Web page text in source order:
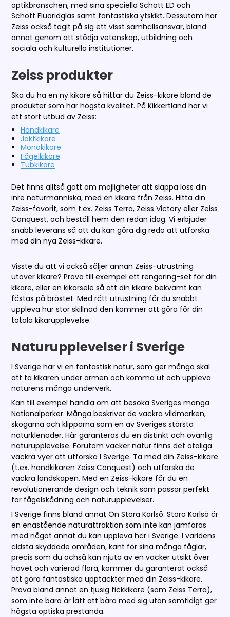
optikbranschen, med sina speciella Schott ED och
Schott Fluoridglas samt fantastiska ytskikt. Dessutom har
Zeiss också tagit på sig ett visst samhällsansvar, bland
annat genom att stödja vetenskap, utbildning och
sociala och kulturella institutioner.
Zeiss produkter
Ska du ha en ny kikare så hittar du Zeiss-kikare bland de
produkter som har högsta kvalitet. På Kikkertland har vi
ett stort utbud av Zeiss:
Handkikare
Jaktkikare
Monokikare
Fågelkikare
Tubkikare
Det finns alltså gott om möjligheter att släppa loss din
inre naturmänniska, med en kikare från Zeiss. Hitta din
Zeiss-favorit, som t.ex. Zeiss Terra, Zeiss Victory eller Zeiss
Conquest, och beställ hem den redan idag. Vi erbjuder
snabb leverans så att du kan göra dig redo att utforska
med din nya Zeiss-kikare.
Visste du att vi också säljer annan Zeiss-utrustning
utöver kikare? Prova till exempel ett rengöring-set för din
kikare, eller en kikarsele så att din kikare bekvämt kan
fästas på bröstet. Med rätt utrustning får du snabbt
uppleva hur stor skillnad den kommer att göra för din
totala kikarupplevelse.
Naturupplevelser i Sverige
I Sverige har vi en fantastisk natur, som ger många skäl
att ta kikaren under armen och komma ut och uppleva
naturens många underverk.
Kan till exempel handla om att besöka Sveriges manga
Nationalparker. Många beskriver de vackra vildmarken,
skogarna och klipporna som en av Sveriges största
naturklenoder. Här garanteras du en distinkt och ovanlig
naturupplevelse. Förutom vacker natur finns det otaliga
vackra vyer att utforska I Sverige. Ta med din Zeiss-kikare
(t.ex. handkikaren Zeiss Conquest) och utforska de
vackra landskapen. Med en Zeiss-kikare får du en
revolutionerande design och teknik som passar perfekt
för fågelskådning och naturupplevelser.
I Sverige finns bland annat Ön Stora Karlsö. Stora Karlsö är
en enastående naturattraktion som inte kan jämföras
med något annat du kan uppleva här i Sverige. I världens
äldsta skyddade områden, känt för sina många fåglar,
precis som du ochså kan njuta av en vacker utsikt över
havet och varierad flora, kommer du garanterat också
att göra fantastiska upptäckter med din Zeiss-kikare.
Prova bland annat en tjusig fickkikare (som Zeiss Terra),
som inte bara är lätt att bära med sig utan samtidigt ger
högsta optiska prestanda.